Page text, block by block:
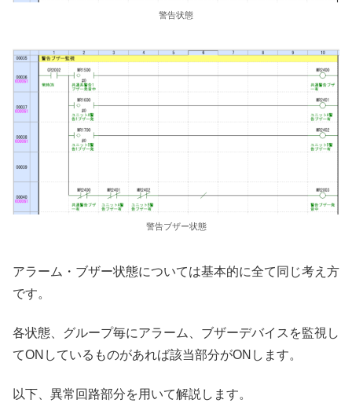
警告状態
警告ブザー状態
アラーム・ブザー状態については基本的に全て同じ考え方
です。
各状態、グループ毎にアラーム、ブザーデバイスを監視し
てONしているものがあれば該当部分がONします。
以下、異常回路部分を用いて解説します。